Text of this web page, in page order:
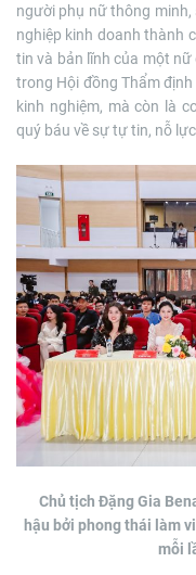
người phụ nữ thông
nghiệp kinh doanh thành
tin và bản lĩnh của một nữ
trong Hội đồng Thẩm
kinh nghiệm, mà còn là
quý báu về sự tự tin, nỗ
Chủ tịch Đặng Gia
hậu bởi phong thái làm
mỗi